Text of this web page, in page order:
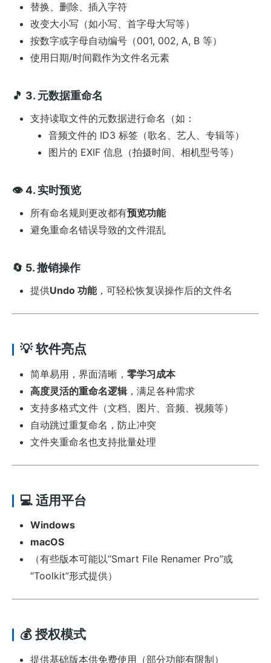
替换、删除、插入字符
改变大小写（如小写、首字母大写等）
按数字或字母自动编号（001, 002, A, B 等）
使用日期/时间戳作为文件名元素
🎵 3. 元数据重命名
支持读取文件的元数据进行命名（如：
音频文件的 ID3 标签（歌名、艺人、专辑等）
图片的 EXIF 信息（拍摄时间、相机型号等）
👁️ 4. 实时预览
所有命名规则更改都有预览功能
避免重命名错误导致的文件混乱
🔄 5.撤销操作
提供Undo 功能，可轻松恢复误操作后的文件名
💡 软件亮点
简单易用，界面清晰， 零学习成本
高度灵活的重命名逻辑，满足各种需求
支持多格式文件（文档、图片、音频、视频等）
自动跳过重复命名，防止冲突
文件夹重命名也支持批量处理
💻 适用平台
Windows
macOS
（有些版本可能以“Smart File Renamer Pro”或
“Toolkit”形式提供）
💰 授权模式
提供基础版本供免费使用（部分功能有限制）